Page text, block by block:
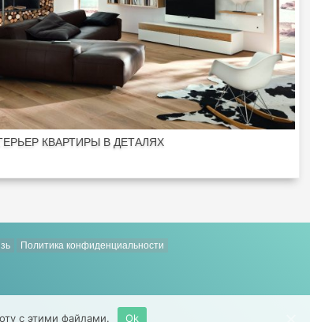
КВАРТИРЫ В ДЕТАЛЯХ
Политика конфиденциальности
с этими файлами. Ok